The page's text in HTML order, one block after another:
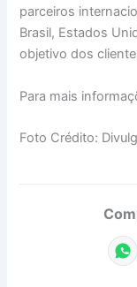
parceiros
Brasil, Estados
objetivo dos
Para mais
Foto Crédito: